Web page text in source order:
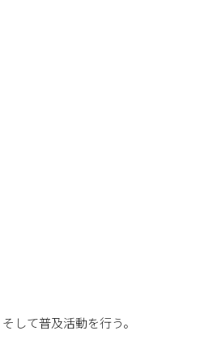
して普及活動を行う。